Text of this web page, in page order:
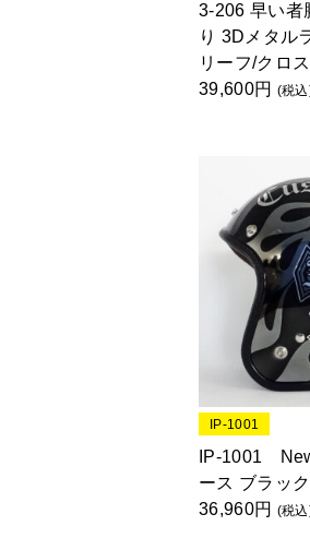
3-206 早い者
り 3Dメタル
リーフ/クロ
39,600円 (税
IP-1001
IP-1001
ース ブラック
36,960円 (税